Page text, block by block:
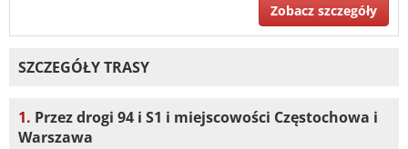
Zobacz szczegóły
SZCZEGÓŁY TRASY
1. Przez drogi 94 i S1 i miejscowości Częstochowa i
Warszawa